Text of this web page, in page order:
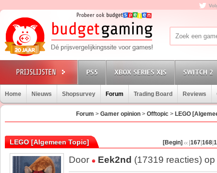
PS5 XBOX SERIES X|S SWITCH 2
Home Nieuws Shopsurvey Forum Trading Board Reviews
Forum >Gamer opinion >Offtopic > LEGO
LEGO [Algemeen Topic] [Begin] 167 168
Door Eek2nd (17319 reacties)